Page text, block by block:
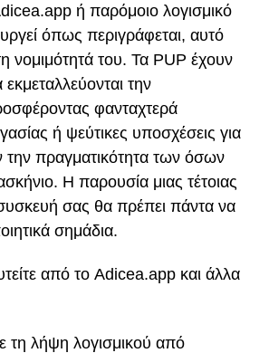
ή παρόμοιο λογισμικό
όπως περιγράφεται, αυτό
νομιμότητά του. Τα PUP έχουν
εκμεταλλεύονται την
φανταχτερά
ή ψεύτικες υποσχέσεις για
πραγματικότητα των όσων
Η παρουσία μιας τέτοιας
σας θα πρέπει πάντα να
σημάδια.
από το Adicea.app και άλλα
τη λήψη λογισμικού από